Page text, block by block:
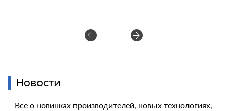
Новости
Все о новинках производителей, новых технологиях,